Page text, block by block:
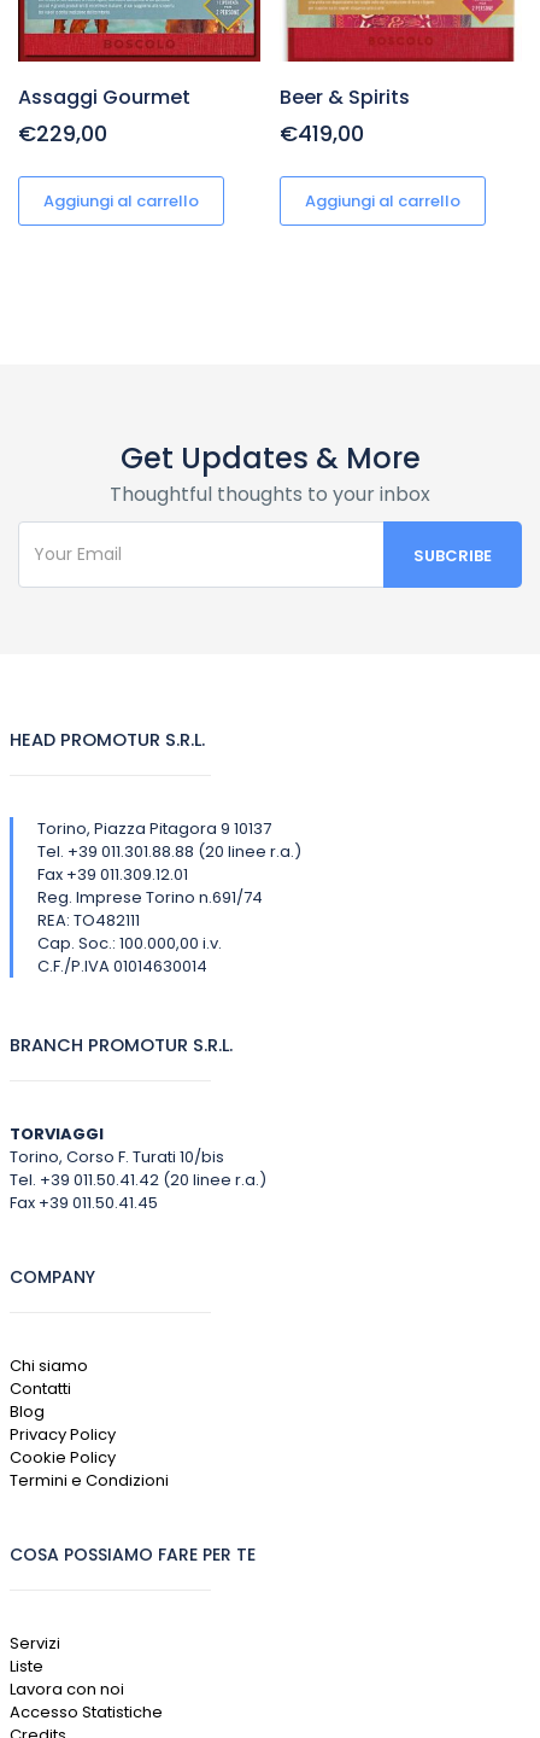
Assaggi Gourmet
€229,00
Aggiungi al carrello
Beer & Spirits
€419,00
Aggiungi al carrello
Get Updates & More
Thoughtful thoughts to your inbox
HEAD PROMOTUR S.R.L.
Torino, Piazza Pitagora 9 10137
Tel. +39 011.301.88.88 (20 linee r.a.)
Fax +39 011.309.12.01
Reg. Imprese Torino n.691/74
REA: TO482111
Cap. Soc.: 100.000,00 i.v.
C.F./P.IVA 01014630014
BRANCH PROMOTUR S.R.L.
TORVIAGGI
Torino, Corso F. Turati 10/bis
Tel. +39 011.50.41.42 (20 linee r.a.)
Fax +39 011.50.41.45
COMPANY
Chi siamo
Contatti
Blog
Privacy Policy
Cookie Policy
Termini e Condizioni
COSA POSSIAMO FARE PER TE
Servizi
Liste
Lavora con noi
Accesso Statistiche